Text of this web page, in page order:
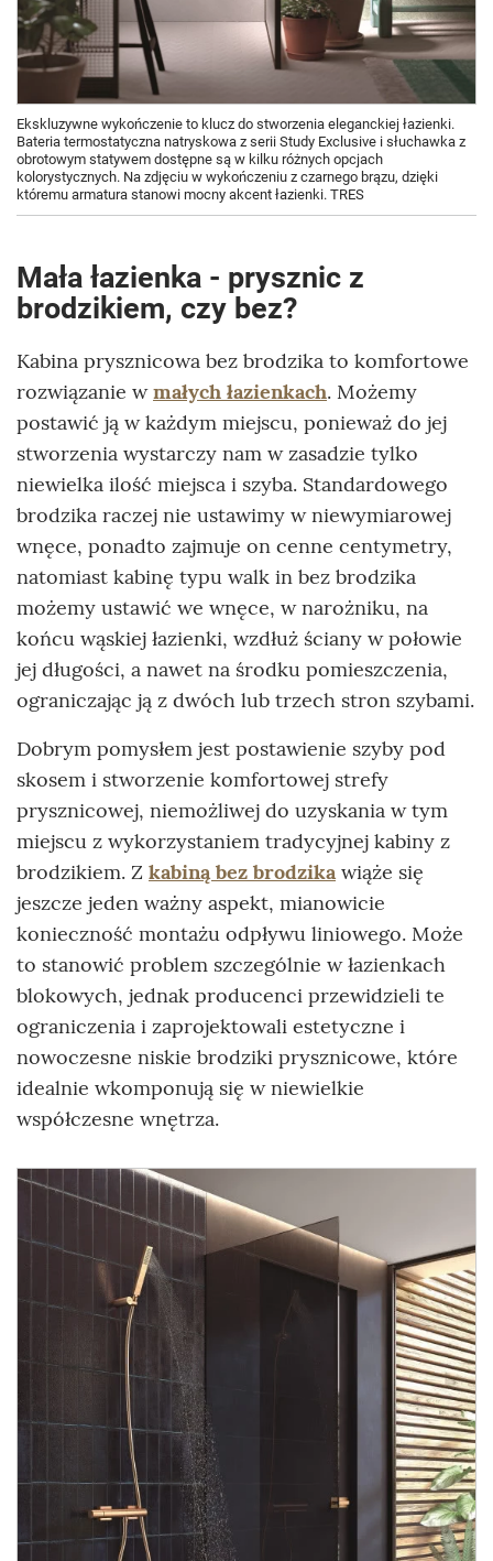
Ekskluzywne wykończenie to klucz do stworzenia eleganckiej łazienki.
Bateria termostatyczna natryskowa z serii Study Exclusive i słuchawka z
obrotowym statywem dostępne są w kilku różnych opcjach
kolorystycznych. Na zdjęciu w wykończeniu z czarnego brązu, dzięki
któremu armatura stanowi mocny akcent łazienki. TRES
Mała łazienka - prysznic z
brodzikiem, czy bez?
Kabina prysznicowa bez brodzika to komfortowe
rozwiązanie wmałych łazienkach. Możemy
postawić ją w każdym miejscu, ponieważ do jej
stworzenia wystarczy nam w zasadzie tylko
niewielka ilość miejsca i szyba. Standardowego
brodzika raczej nie ustawimy w niewymiarowej
wnęce, ponadto zajmuje on cenne centymetry,
natomiast kabinę typu walk in bez brodzika
możemy ustawić we wnęce, w narożniku, na
końcu wąskiej łazienki, wzdłuż ściany w połowie
jej długości, a nawet na środku pomieszczenia,
ograniczając ją z dwóch lub trzech stron szybami.
Dobrym pomysłem jest postawienie szyby pod
skosem i stworzenie komfortowej strefy
prysznicowej, niemożliwej do uzyskania w tym
miejscu z wykorzystaniem tradycyjnej kabiny z
brodzikiem. Z kabiną bez brodzikawiąże się
jeszcze jeden ważny aspekt, mianowicie
konieczność montażu odpływu liniowego. Może
to stanowić problem szczególnie w łazienkach
blokowych, jednak producenci przewidzieli te
ograniczenia i zaprojektowali estetyczne i
nowoczesne niskie brodziki prysznicowe, które
idealnie wkomponują się w niewielkie
współczesne wnętrza.